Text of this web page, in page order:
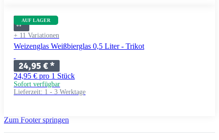
AUF LAGER
+ 11 Variationen
Weizenglas Weißbierglas 0,5 Liter - Trikot
24,95 €*
24,95 € pro 1 Stück
Sofort verfügbar
Lieferzeit: 1 - 3 Werktage
Zum Footer springen